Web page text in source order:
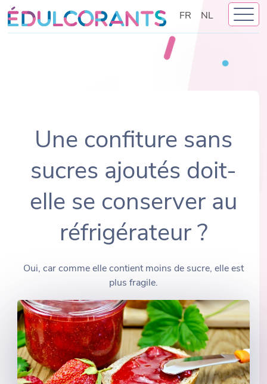
Skip
to
content
FR NL
Une confiture sans
sucres ajoutés doit-
elle se conserver au
réfrigérateur ?
Oui, car comme elle contient moins de sucre, elle est
plus fragile.